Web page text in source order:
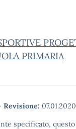
PRIMARIA
Revisione: 07.01.2020
specificato,